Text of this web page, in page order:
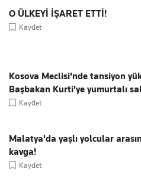
O ÜLKEYİ İŞARET ETTİ!
Kaydet
Kosova Meclisi'nde tansiyon
Başbakan Kurti'ye yumurtalı
Kaydet
Malatya'da yaşlı yolcular
kavga!
Kaydet